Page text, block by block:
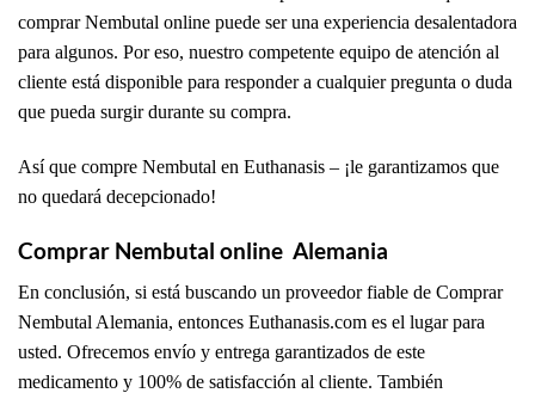
comprar Nembutal online puede ser una experiencia desalentadora
para algunos. Por eso, nuestro competente equipo de atención al
cliente está disponible para responder a cualquier pregunta o duda
que pueda surgir durante su compra.
Así que compre Nembutal en Euthanasis – ¡le garantizamos que
no quedará decepcionado!
Comprar Nembutal online Alemania
En conclusión, si está buscando un proveedor fiable de Comprar
Nembutal Alemania, entonces Euthanasis.com es el lugar para
usted. Ofrecemos envío y entrega garantizados de este
medicamento y 100% de satisfacción al cliente. También